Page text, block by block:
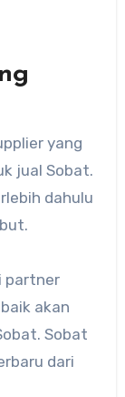
yang
jual Sobat.
dahulu
partner
akan
Sobat
dari